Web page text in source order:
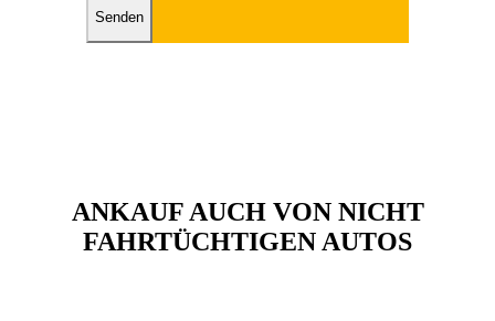
Bitte lasse dieses Feld leer.
ANKAUF AUCH VON NICHT
FAHRTÜCHTIGEN AUTOS